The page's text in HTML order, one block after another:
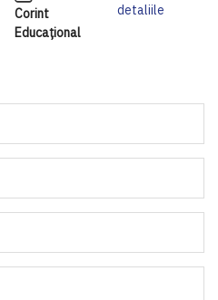
Corint
Educaţional
detaliile